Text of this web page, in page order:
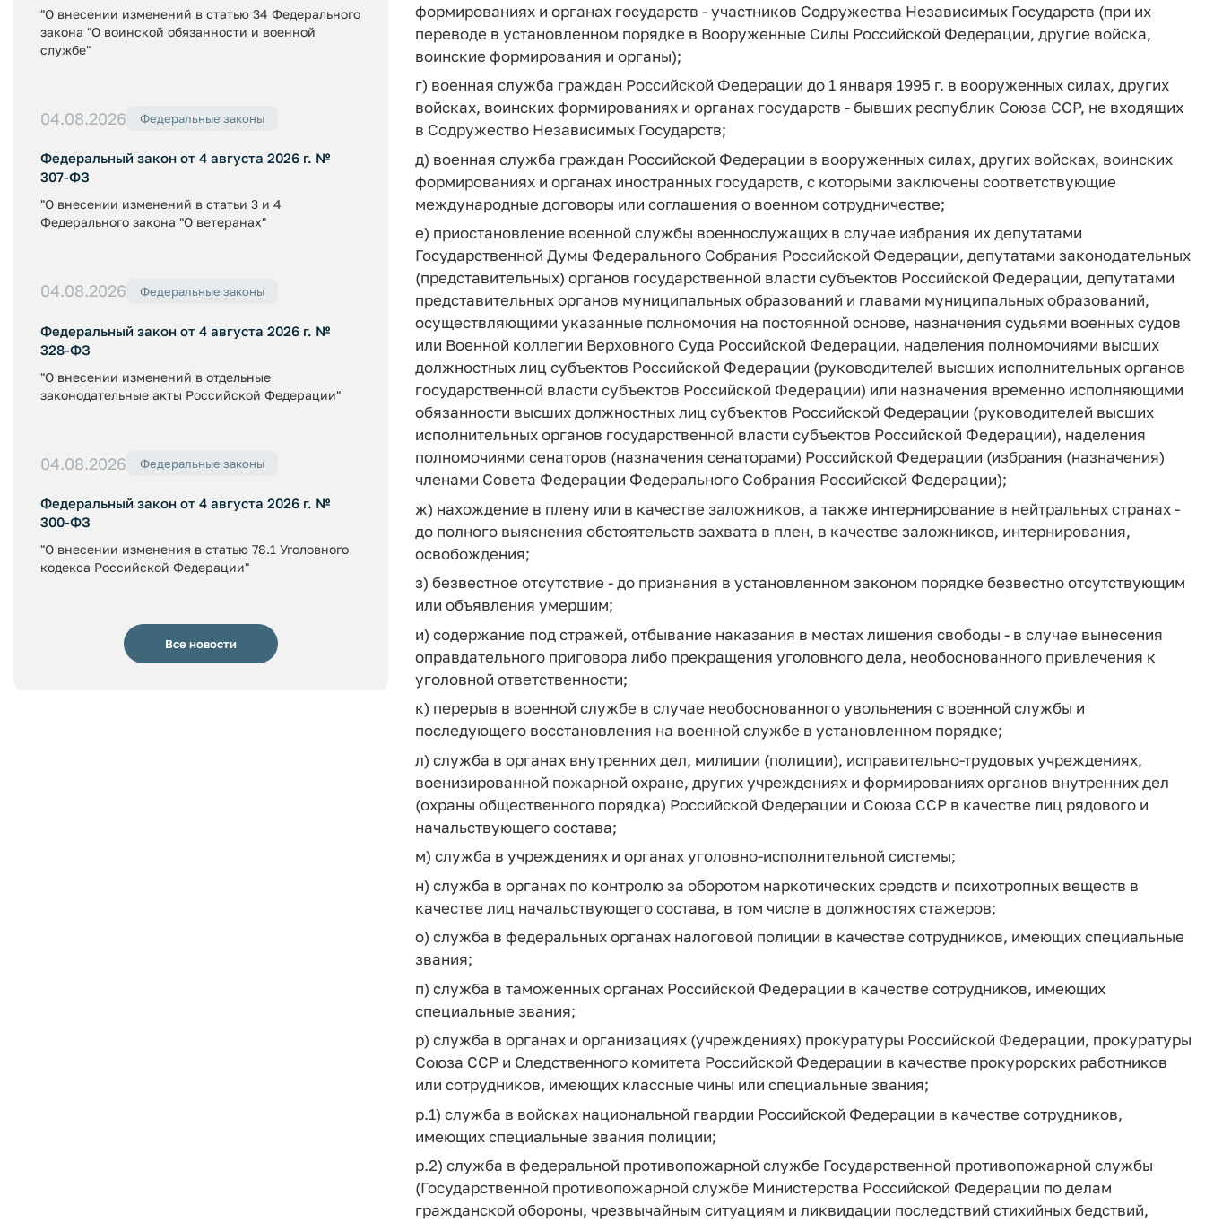
"О внесении изменений в статью 34 Федерального
закона "О воинской обязанности и военной
службе"
04.08.2026 Федеральные законы
Федеральный закон от 4 августа 2026 г. №
307-ФЗ
"О внесении изменений в статьи 3 и 4
Федерального закона "О ветеранах"
04.08.2026 Федеральные законы
Федеральный закон от 4 августа 2026 г. №
328-ФЗ
"О внесении изменений в отдельные
законодательные акты Российской Федерации"
04.08.2026 Федеральные законы
Федеральный закон от 4 августа 2026 г. №
300-ФЗ
"О внесении изменения в статью 78.1 Уголовного
кодекса Российской Федерации"
Все новости
формированиях и органах государств - участников Содружества Независимых Государств (при их
переводе в установленном порядке в Вооруженные Силы Российской Федерации, другие войска,
воинские формирования и органы);
г) военная служба граждан Российской Федерации до 1 января 1995 г. в вооруженных силах, других
войсках, воинских формированиях и органах государств - бывших республик Союза ССР, не входящих
в Содружество Независимых Государств;
д) военная служба граждан Российской Федерации в вооруженных силах, других войсках, воинских
формированиях и органах иностранных государств, с которыми заключены соответствующие
международные договоры или соглашения о военном сотрудничестве;
е) приостановление военной службы военнослужащих в случае избрания их депутатами
Государственной Думы Федерального Собрания Российской Федерации, депутатами законодательных
(представительных) органов государственной власти субъектов Российской Федерации, депутатами
представительных органов муниципальных образований и главами муниципальных образований,
осуществляющими указанные полномочия на постоянной основе, назначения судьями военных судов
или Военной коллегии Верховного Суда Российской Федерации, наделения полномочиями высших
должностных лиц субъектов Российской Федерации (руководителей высших исполнительных органов
государственной власти субъектов Российской Федерации) или назначения временно исполняющими
обязанности высших должностных лиц субъектов Российской Федерации (руководителей высших
исполнительных органов государственной власти субъектов Российской Федерации), наделения
полномочиями сенаторов (назначения сенаторами) Российской Федерации (избрания (назначения)
членами Совета Федерации Федерального Собрания Российской Федерации);
ж) нахождение в плену или в качестве заложников, а также интернирование в нейтральных странах -
до полного выяснения обстоятельств захвата в плен, в качестве заложников, интернирования,
освобождения;
з) безвестное отсутствие - до признания в установленном законом порядке безвестно отсутствующим
или объявления умершим;
и) содержание под стражей, отбывание наказания в местах лишения свободы - в случае вынесения
оправдательного приговора либо прекращения уголовного дела, необоснованного привлечения к
уголовной ответственности;
к) перерыв в военной службе в случае необоснованного увольнения с военной службы и
последующего восстановления на военной службе в установленном порядке;
л) служба в органах внутренних дел, милиции (полиции), исправительно-трудовых учреждениях,
военизированной пожарной охране, других учреждениях и формированиях органов внутренних дел
(охраны общественного порядка) Российской Федерации и Союза ССР в качестве лиц рядового и
начальствующего состава;
м) служба в учреждениях и органах уголовно-исполнительной системы;
н) служба в органах по контролю за оборотом наркотических средств и психотропных веществ в
качестве лиц начальствующего состава, в том числе в должностях стажеров;
о) служба в федеральных органах налоговой полиции в качестве сотрудников, имеющих специальные
звания;
п) служба в таможенных органах Российской Федерации в качестве сотрудников, имеющих
специальные звания;
р) служба в органах и организациях (учреждениях) прокуратуры Российской Федерации, прокуратуры
Союза ССР и Следственного комитета Российской Федерации в качестве прокурорских работников
или сотрудников, имеющих классные чины или специальные звания;
р.1) служба в войсках национальной гвардии Российской Федерации в качестве сотрудников,
имеющих специальные звания полиции;
р.2) служба в федеральной противопожарной службе Государственной противопожарной службы
(Государственной противопожарной службе Министерства Российской Федерации по делам
гражданской обороны, чрезвычайным ситуациям и ликвидации последствий стихийных бедствий,